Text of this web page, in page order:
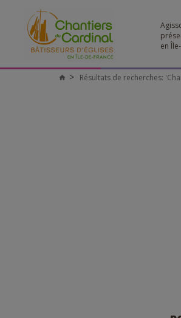
en
Chantiers
Résultats de recherches: